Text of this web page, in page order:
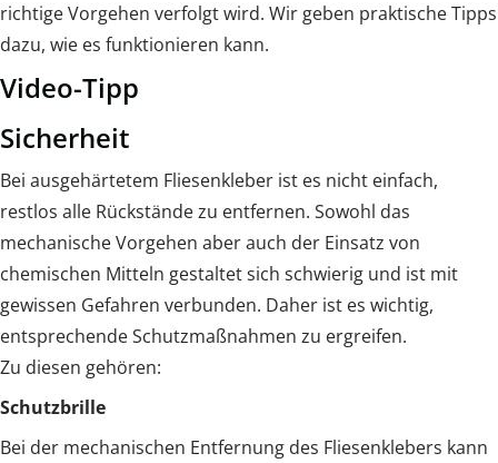
richtige Vorgehen verfolgt wird. Wir geben praktische Tipps
dazu, wie es funktionieren kann.
Video-Tipp
Sicherheit
Bei ausgehärtetem Fliesenkleber ist es nicht einfach,
restlos alle Rückstände zu entfernen. Sowohl das
mechanische Vorgehen aber auch der Einsatz von
chemischen Mitteln gestaltet sich schwierig und ist mit
gewissen Gefahren verbunden. Daher ist es wichtig,
entsprechende Schutzmaßnahmen zu ergreifen.
Zu diesen gehören:
Schutzbrille
Bei der mechanischen Entfernung des Fliesenklebers kann